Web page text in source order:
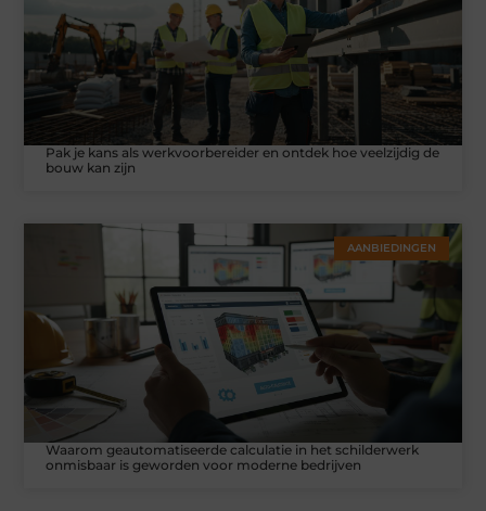
Pak je kans als werkvoorbereider en ontdek hoe veelzijdig de
bouw kan zijn
AANBIEDINGEN
Waarom geautomatiseerde calculatie in het schilderwerk
onmisbaar is geworden voor moderne bedrijven